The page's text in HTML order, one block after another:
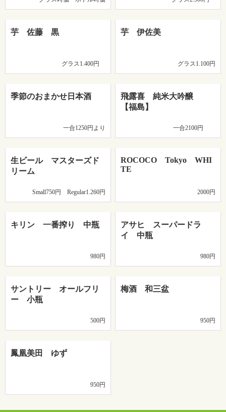
芋 佐藤 黒
グラス1.400円
芋 伊佐美
グラス1.100円
季節のおまかせ日本酒
一合1250円より
飛露喜 純米大吟醸
【福島】
一合2100円
生ビール マスターズド
リーム
Small750円 Regular1.260円
ROCOCO Tokyo WHI
TE
2000円
キリン 一番搾り 中瓶
980円
アサヒ スーパードラ
イ 中瓶
980円
サントリー オールフリ
ー 小瓶
500円
梅酒 和三盆
950円
鳳凰美田 ゆず
950円